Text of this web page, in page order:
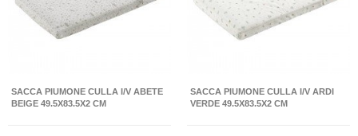
SACCA PIUMONE CULLA I/V ABETE
BEIGE 49.5X83.5X2 CM
SACCA PIUMONE CULLA I/V ARDI
VERDE 49.5X83.5X2 CM